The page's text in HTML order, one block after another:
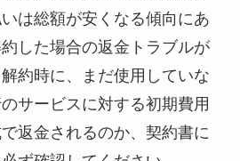
は総額が安くなる傾向にあ
した場合の返金トラブルが
約時に、まだ使用していな
サービスに対する初期費用
返金されるのか、契約書に